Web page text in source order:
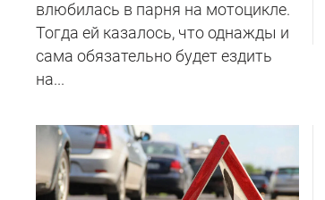
влюбилась в парня на мотоцикле.
Тогда ей казалось, что однажды и
сама обязательно будет ездить
на...